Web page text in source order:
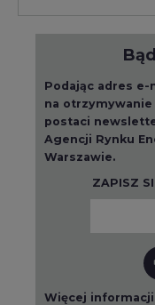
Podając adres
na
postaci
Agencji Rynku
Warszawie.
ZAPISZ
Więcej